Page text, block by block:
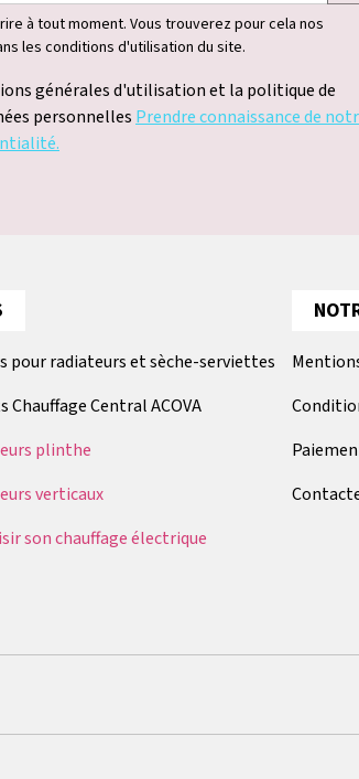
à tout moment. Vous trouverez pour cela nos
les conditions d'utilisation du site.
générales d'utilisation et la politique de
personnelles Prendre connaissance de
pour radiateurs et sèche-serviettes
Chauffage Central ACOVA
plinthe
verticaux
son chauffage électrique